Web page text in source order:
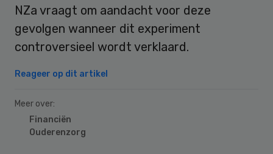
NZa vraagt om aandacht voor deze
gevolgen wanneer dit experiment
controversieel wordt verklaard.
Reageer op dit artikel
Meer over:
Financiën
Ouderenzorg